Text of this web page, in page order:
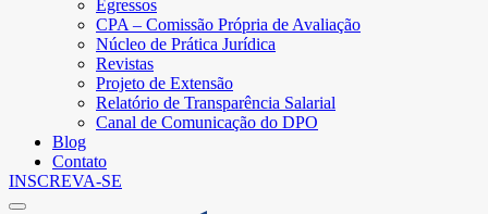
Egressos
CPA – Comissão Própria de Avaliação
Núcleo de Prática Jurídica
Revistas
Projeto de Extensão
Relatório de Transparência Salarial
Canal de Comunicação do DPO
Blog
Contato
INSCREVA-SE